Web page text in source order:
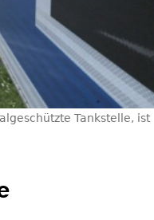
Tankstelle, ist